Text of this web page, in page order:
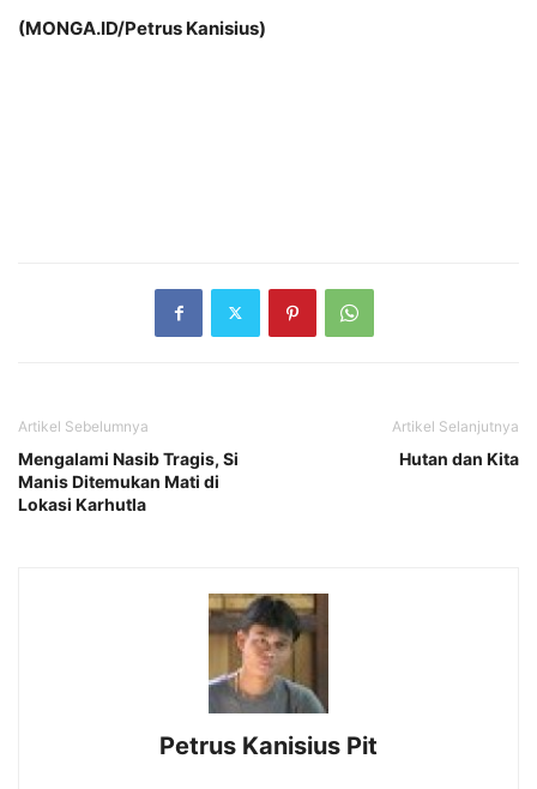
(MONGA.ID/Petrus Kanisius)
Artikel Sebelumnya
Mengalami Nasib Tragis, Si
Manis Ditemukan Mati di
Lokasi Karhutla
Artikel Selanjutnya
Hutan dan Kita
Petrus Kanisius Pit